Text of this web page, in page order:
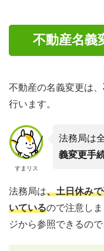
不動産名義
不動産の名義変更は、
行います。
すまリス
法務局は
義変更手
法務局は、土日休み
いているので注意し
ジから参照できるの